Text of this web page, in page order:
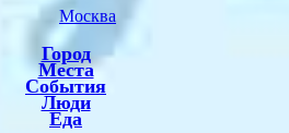
Москва
Город
Места
События
Люди
Еда